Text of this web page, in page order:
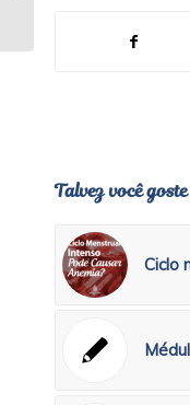
Talvez você
Ciclo